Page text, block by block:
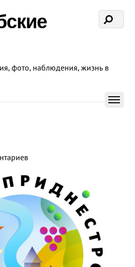
фото, наблюдения, жизнь в